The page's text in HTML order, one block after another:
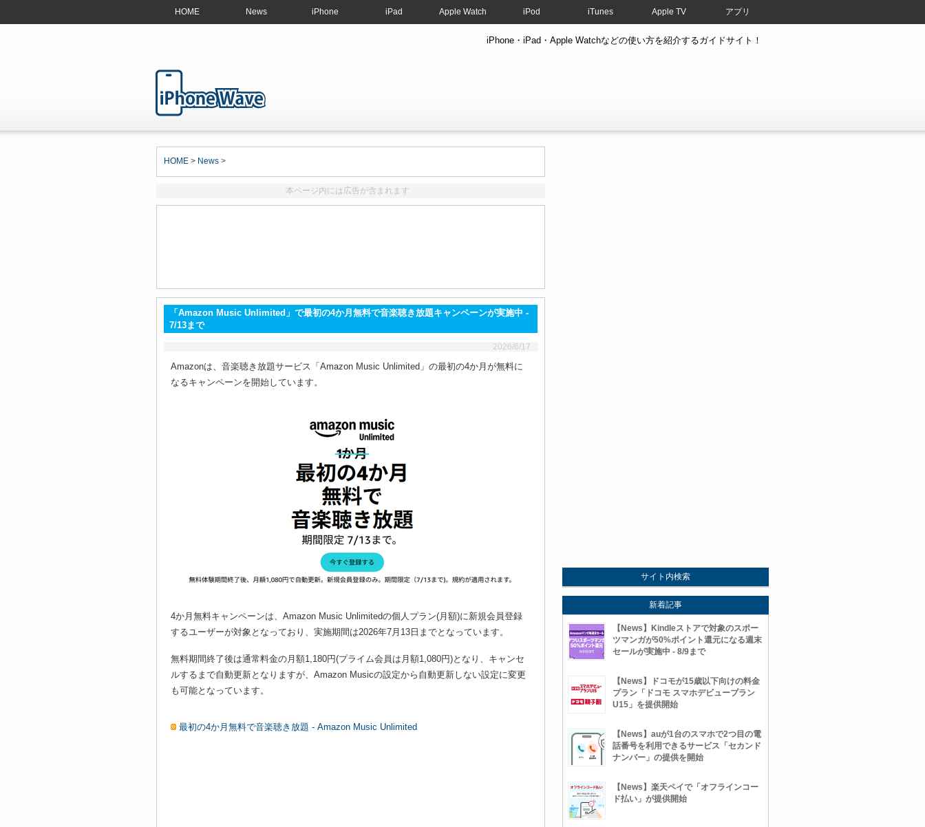
HOME News iPhone iPad Apple Watch iPod iTunes Apple TV アプリ
iPhone・iPad・Apple Watchなどの使い方を紹介するガイドサイト！
HOME > News >
本ページ内には広告が含まれます
「Amazon Music Unlimited」で最初の4か月無料で音楽聴き放題キャンペーンが実施中 -
7/13まで
2026/6/17
Amazonは、音楽聴き放題サービス「Amazon Music Unlimited」の最初の4か月が無料に
なるキャンペーンを開始しています。
4か月無料キャンペーンは、Amazon Music Unlimitedの個人プラン(月額)に新規会員登録
するユーザーが対象となっており、実施期間は2026年7月13日までとなっています。
無料期間終了後は通常料金の月額1,180円(プライム会員は月額1,080円)となり、キャンセ
ルするまで自動更新となりますが、Amazon Musicの設定から自動更新しない設定に変更
も可能となっています。
最初の4か月無料で音楽聴き放題 - Amazon Music Unlimited
サイト内検索
新着記事
【News】Kindleストアで対象のスポー
ツマンガが50%ポイント還元になる週末
セールが実施中 - 8/9まで
【News】ドコモが15歳以下向けの料金
プラン「ドコモ スマホデビュープラン
U15」を提供開始
【News】auが1台のスマホで2つ目の電
話番号を利用できるサービス「セカンド
ナンバー」の提供を開始
【News】楽天ペイで「オフラインコー
ド払い」が提供開始